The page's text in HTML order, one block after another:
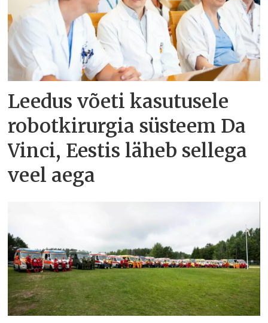
Leedus võeti kasutusele
robotkirurgia süsteem Da
Vinci, Eestis läheb sellega
veel aega